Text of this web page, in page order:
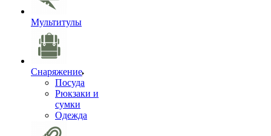
Мультитулы
Снаряжение
Посуда
Рюкзаки и
сумки
Одежда